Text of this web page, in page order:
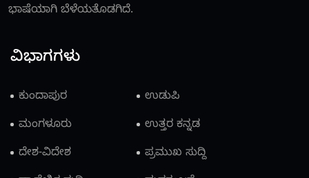
ಭಾಷೆಯಾಗಿ ಬೆಳೆಯತೊಡಗಿದೆ.
ವಿಭಾಗಗಳು
ಕುಂದಾಪುರ
ಉಡುಪಿ
ಮಂಗಳೂರು
ಉತ್ತರ ಕನ್ನಡ
ದೇಶ-ವಿದೇಶ
ಪ್ರಮುಖ ಸುದ್ದಿ